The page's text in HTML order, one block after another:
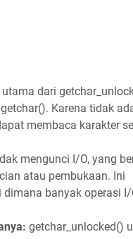
dari
Karena tidak
membaca karakter
mengunci I/O, yang
atau pembukaan. Ini
banyak operasi I/
getchar_unlocked()